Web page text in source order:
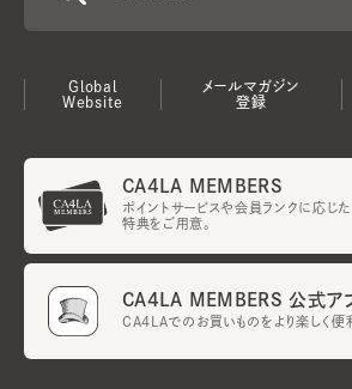
Global
Website
メールマガジン
登録
CA4LA MEMBERS
ポイントサービスや会員ランクに応じた
特典をご用意。
CA4LA MEMBERS 公式ア
CA4LAでのお買いものをより楽しく便